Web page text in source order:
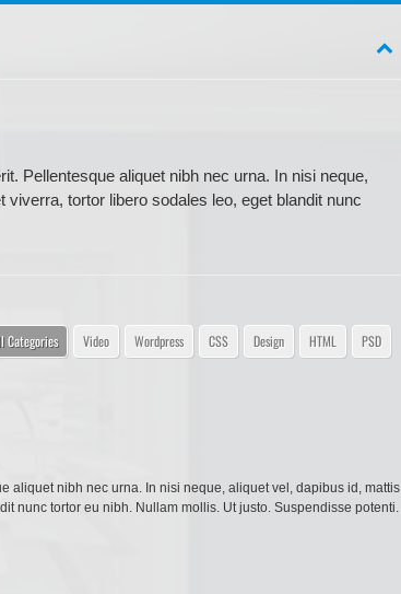
Pellentesque aliquet nibh nec urna. In nisi neque,
tortor libero sodales leo, eget blandit nunc
PSD
HTML
Design
CSS
Wordpress
Video
Categories
aliquet nibh nec urna. In nisi neque, aliquet vel, dapibus id, mattis
nunc tortor eu nibh. Nullam mollis. Ut justo. Suspendisse potenti.